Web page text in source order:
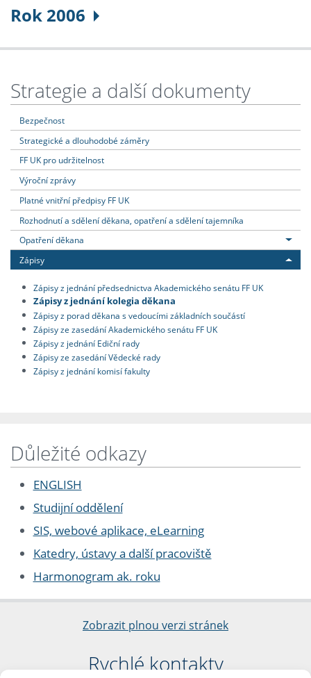
Rok 2006
Strategie a další dokumenty
Bezpečnost
Strategické a dlouhodobé záměry
FF UK pro udržitelnost
Výroční zprávy
Platné vnitřní předpisy FF UK
Rozhodnutí a sdělení děkana, opatření a sdělení tajemníka
Opatření děkana
Zápisy
Zápisy z jednání předsednictva Akademického senátu FF UK
Zápisy z jednání kolegia děkana
Zápisy z porad děkana s vedoucími základních součástí
Zápisy ze zasedání Akademického senátu FF UK
Zápisy z jednání Ediční rady
Zápisy ze zasedání Vědecké rady
Zápisy z jednání komisí fakulty
Důležité odkazy
ENGLISH
Studijní oddělení
SIS, webové aplikace, eLearning
Katedry, ústavy a další pracoviště
Harmonogram ak. roku
Zobrazit plnou verzi stránek
Rychlé kontakty